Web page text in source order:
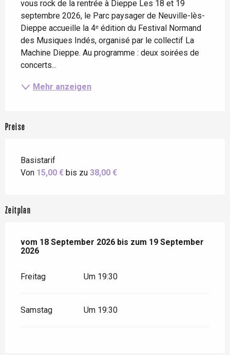
vous rock de la rentrée à Dieppe Les 18 et 19
septembre 2026, le Parc paysager de Neuville-lès-
Dieppe accueille la 4ᵉ édition du Festival Normand
des Musiques Indés, organisé par le collectif La
Machine Dieppe. Au programme : deux soirées de
concerts...
Mehr anzeigen
Preise
Basistarif
Von 15,00 € bis zu 38,00 €
Zeitplan
vom 18 September 2026 bis zum 19 September 2026
vom 18 September 2026 bis zum 19 September
2026
Freitag Um 19:30
Samstag Um 19:30